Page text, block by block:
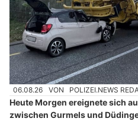
06.08.26 VON POLIZEI.NEWS
Heute Morgen ereignete sich
zwischen Gurmels und